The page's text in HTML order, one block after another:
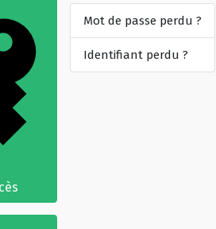
Mot de passe perdu ?
Identifiant perdu ?